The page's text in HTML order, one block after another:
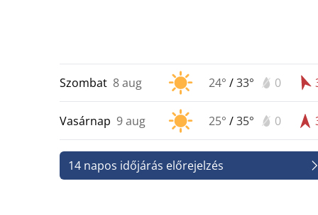
Szombat 8 aug 24° /33° 0
Vasárnap 9 aug 25° /35° 0
14 napos időjárás előrejelzés